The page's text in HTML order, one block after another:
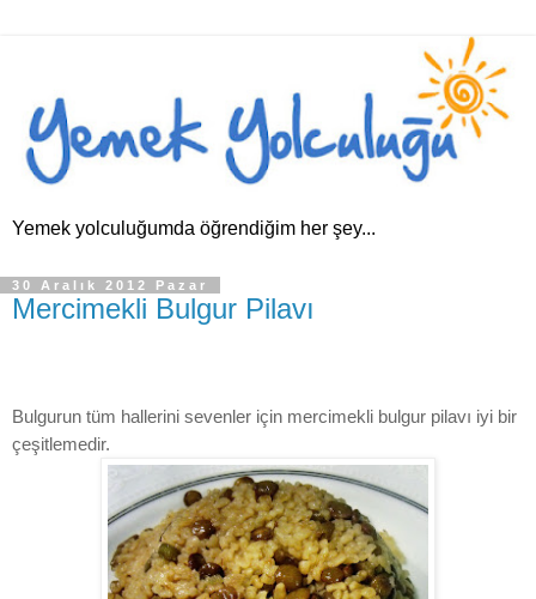
Yemek yolculuğumda öğrendiğim her şey...
30 Aralık 2012 Pazar
Mercimekli Bulgur Pilavı
Bulgurun tüm hallerini sevenler için mercimekli bulgur pilavı iyi bir
çeşitlemedir.